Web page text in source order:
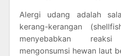
Alergi udang adalah
kerang-kerangan
menyebabkan
mengonsumsi hewan laut